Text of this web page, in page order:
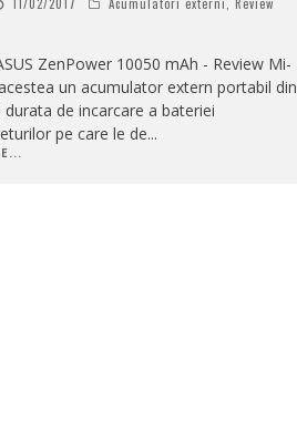
ZenPower 10050 mAh - Review Mi-
un acumulator extern portabil din
de incarcare a bateriei
pe care le de...